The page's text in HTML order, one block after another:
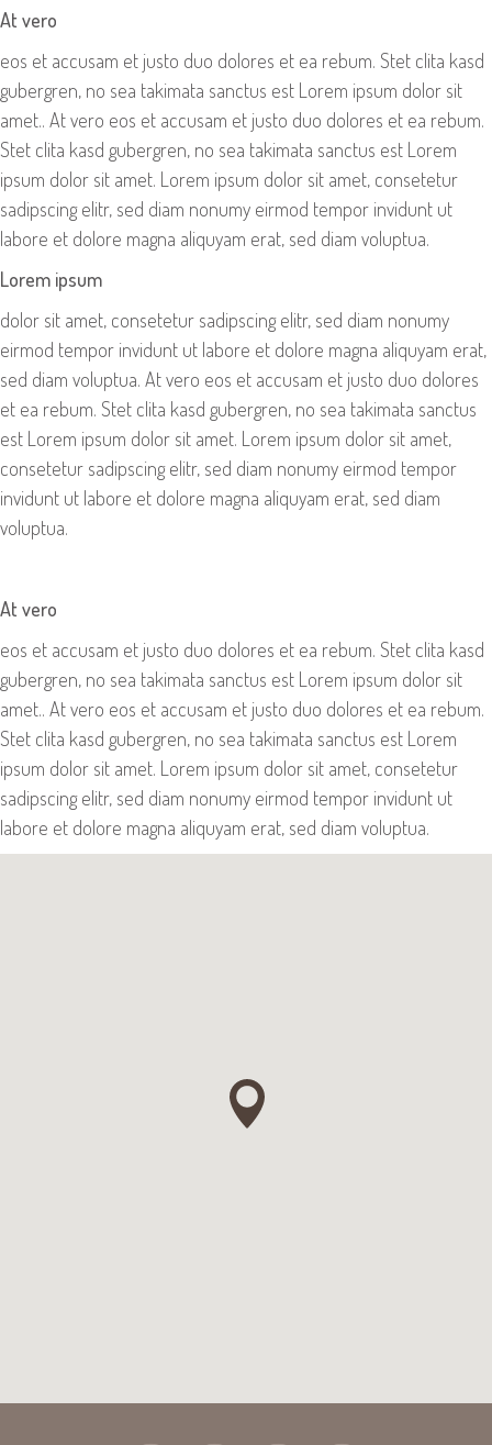
At vero
eos et accusam et justo duo dolores et ea rebum. Stet clita kasd
gubergren, no sea takimata sanctus est Lorem ipsum dolor sit
amet.. At vero eos et accusam et justo duo dolores et ea rebum.
Stet clita kasd gubergren, no sea takimata sanctus est Lorem
ipsum dolor sit amet. Lorem ipsum dolor sit amet, consetetur
sadipscing elitr, sed diam nonumy eirmod tempor invidunt ut
labore et dolore magna aliquyam erat, sed diam voluptua.
Lorem ipsum
dolor sit amet, consetetur sadipscing elitr, sed diam nonumy
eirmod tempor invidunt ut labore et dolore magna aliquyam erat,
sed diam voluptua. At vero eos et accusam et justo duo dolores
et ea rebum. Stet clita kasd gubergren, no sea takimata sanctus
est Lorem ipsum dolor sit amet. Lorem ipsum dolor sit amet,
consetetur sadipscing elitr, sed diam nonumy eirmod tempor
invidunt ut labore et dolore magna aliquyam erat, sed diam
voluptua.
At vero
eos et accusam et justo duo dolores et ea rebum. Stet clita kasd
gubergren, no sea takimata sanctus est Lorem ipsum dolor sit
amet.. At vero eos et accusam et justo duo dolores et ea rebum.
Stet clita kasd gubergren, no sea takimata sanctus est Lorem
ipsum dolor sit amet. Lorem ipsum dolor sit amet, consetetur
sadipscing elitr, sed diam nonumy eirmod tempor invidunt ut
labore et dolore magna aliquyam erat, sed diam voluptua.